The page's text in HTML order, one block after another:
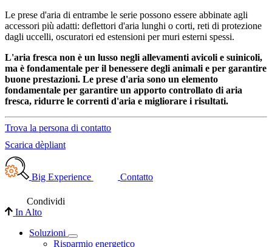
Le prese d'aria di entrambe le serie possono essere abbinate agli
accessori più adatti: deflettori d'aria lunghi o corti, reti di protezione
dagli uccelli, oscuratori ed estensioni per muri esterni spessi.
L'aria fresca non è un lusso negli allevamenti avicoli e suinicoli,
ma è fondamentale per il benessere degli animali e per garantire
buone prestazioni. Le prese d'aria sono un elemento
fondamentale per garantire un apporto controllato di aria
fresca, ridurre le correnti d'aria e migliorare i risultati.
Trova la persona di contatto
Scarica dèpliant
Big Experience Contatto
Condividi
In Alto
Soluzioni
Risparmio energetico